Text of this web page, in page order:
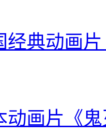
经典动画
动画片《